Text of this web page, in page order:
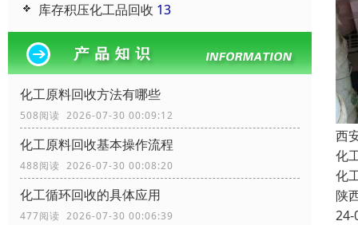
库存积压化工品回收 13
化工原料回收方法有哪些
508阅读 2026-07-30 00:09:12
化工原料回收基本操作流程
488阅读 2026-07-30 00:08:20
化工循环回收的具体应用
477阅读 2026-07-30 00:06:39
西
化
化
陕
24-